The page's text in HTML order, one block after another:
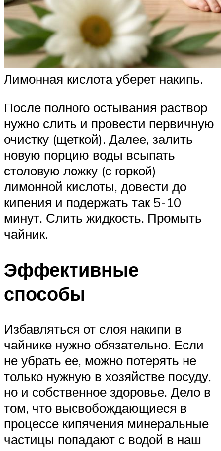
Лимонная кислота уберет накипь.
После полного остывания раствор
нужно слить и провести первичную
очистку (щеткой). Далее, залить
новую порцию воды всыпать
столовую ложку (с горкой)
лимонной кислоты, довести до
кипения и подержать так 5-10
минут. Слить жидкость. Промыть
чайник.
Эффективные
способы
Избавляться от слоя накипи в
чайнике нужно обязательно. Если
не убрать ее, можно потерять не
только нужную в хозяйстве посуду,
но и собственное здоровье. Дело в
том, что высвобождающиеся в
процессе кипячения минеральные
частицы попадают с водой в наш